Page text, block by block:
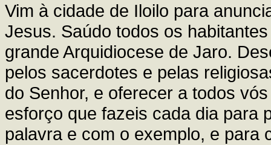
Vim à cidade de Iloilo para
Jesus. Saúdo todos os
grande Arquidiocese de Jaro.
pelos sacerdotes e pelas
do Senhor, e oferecer a todos
esforço que fazeis cada dia para
palavra e com o exemplo, e para